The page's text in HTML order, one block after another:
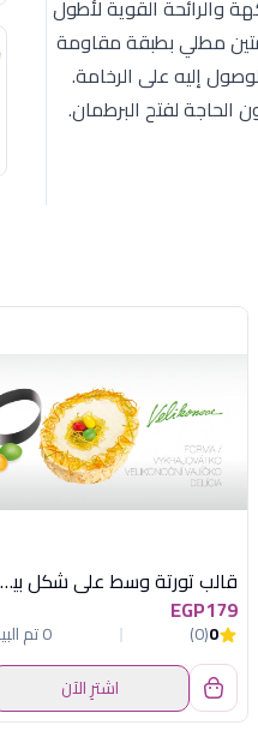
والرائحة القوية لأطول
مطلي بطبقة مقاومة
إليه على الرخامة.
الحاجة لفتح البرطمان.
قالب تورتة وسط على شكل بيضة توسكوما
EGP179
0
(0)
0 تم البيع
اشترِ الآن